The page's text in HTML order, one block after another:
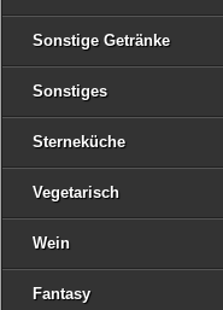
Sonstige Getränke
Sonstiges
Sterneküche
Vegetarisch
Wein
Fantasy